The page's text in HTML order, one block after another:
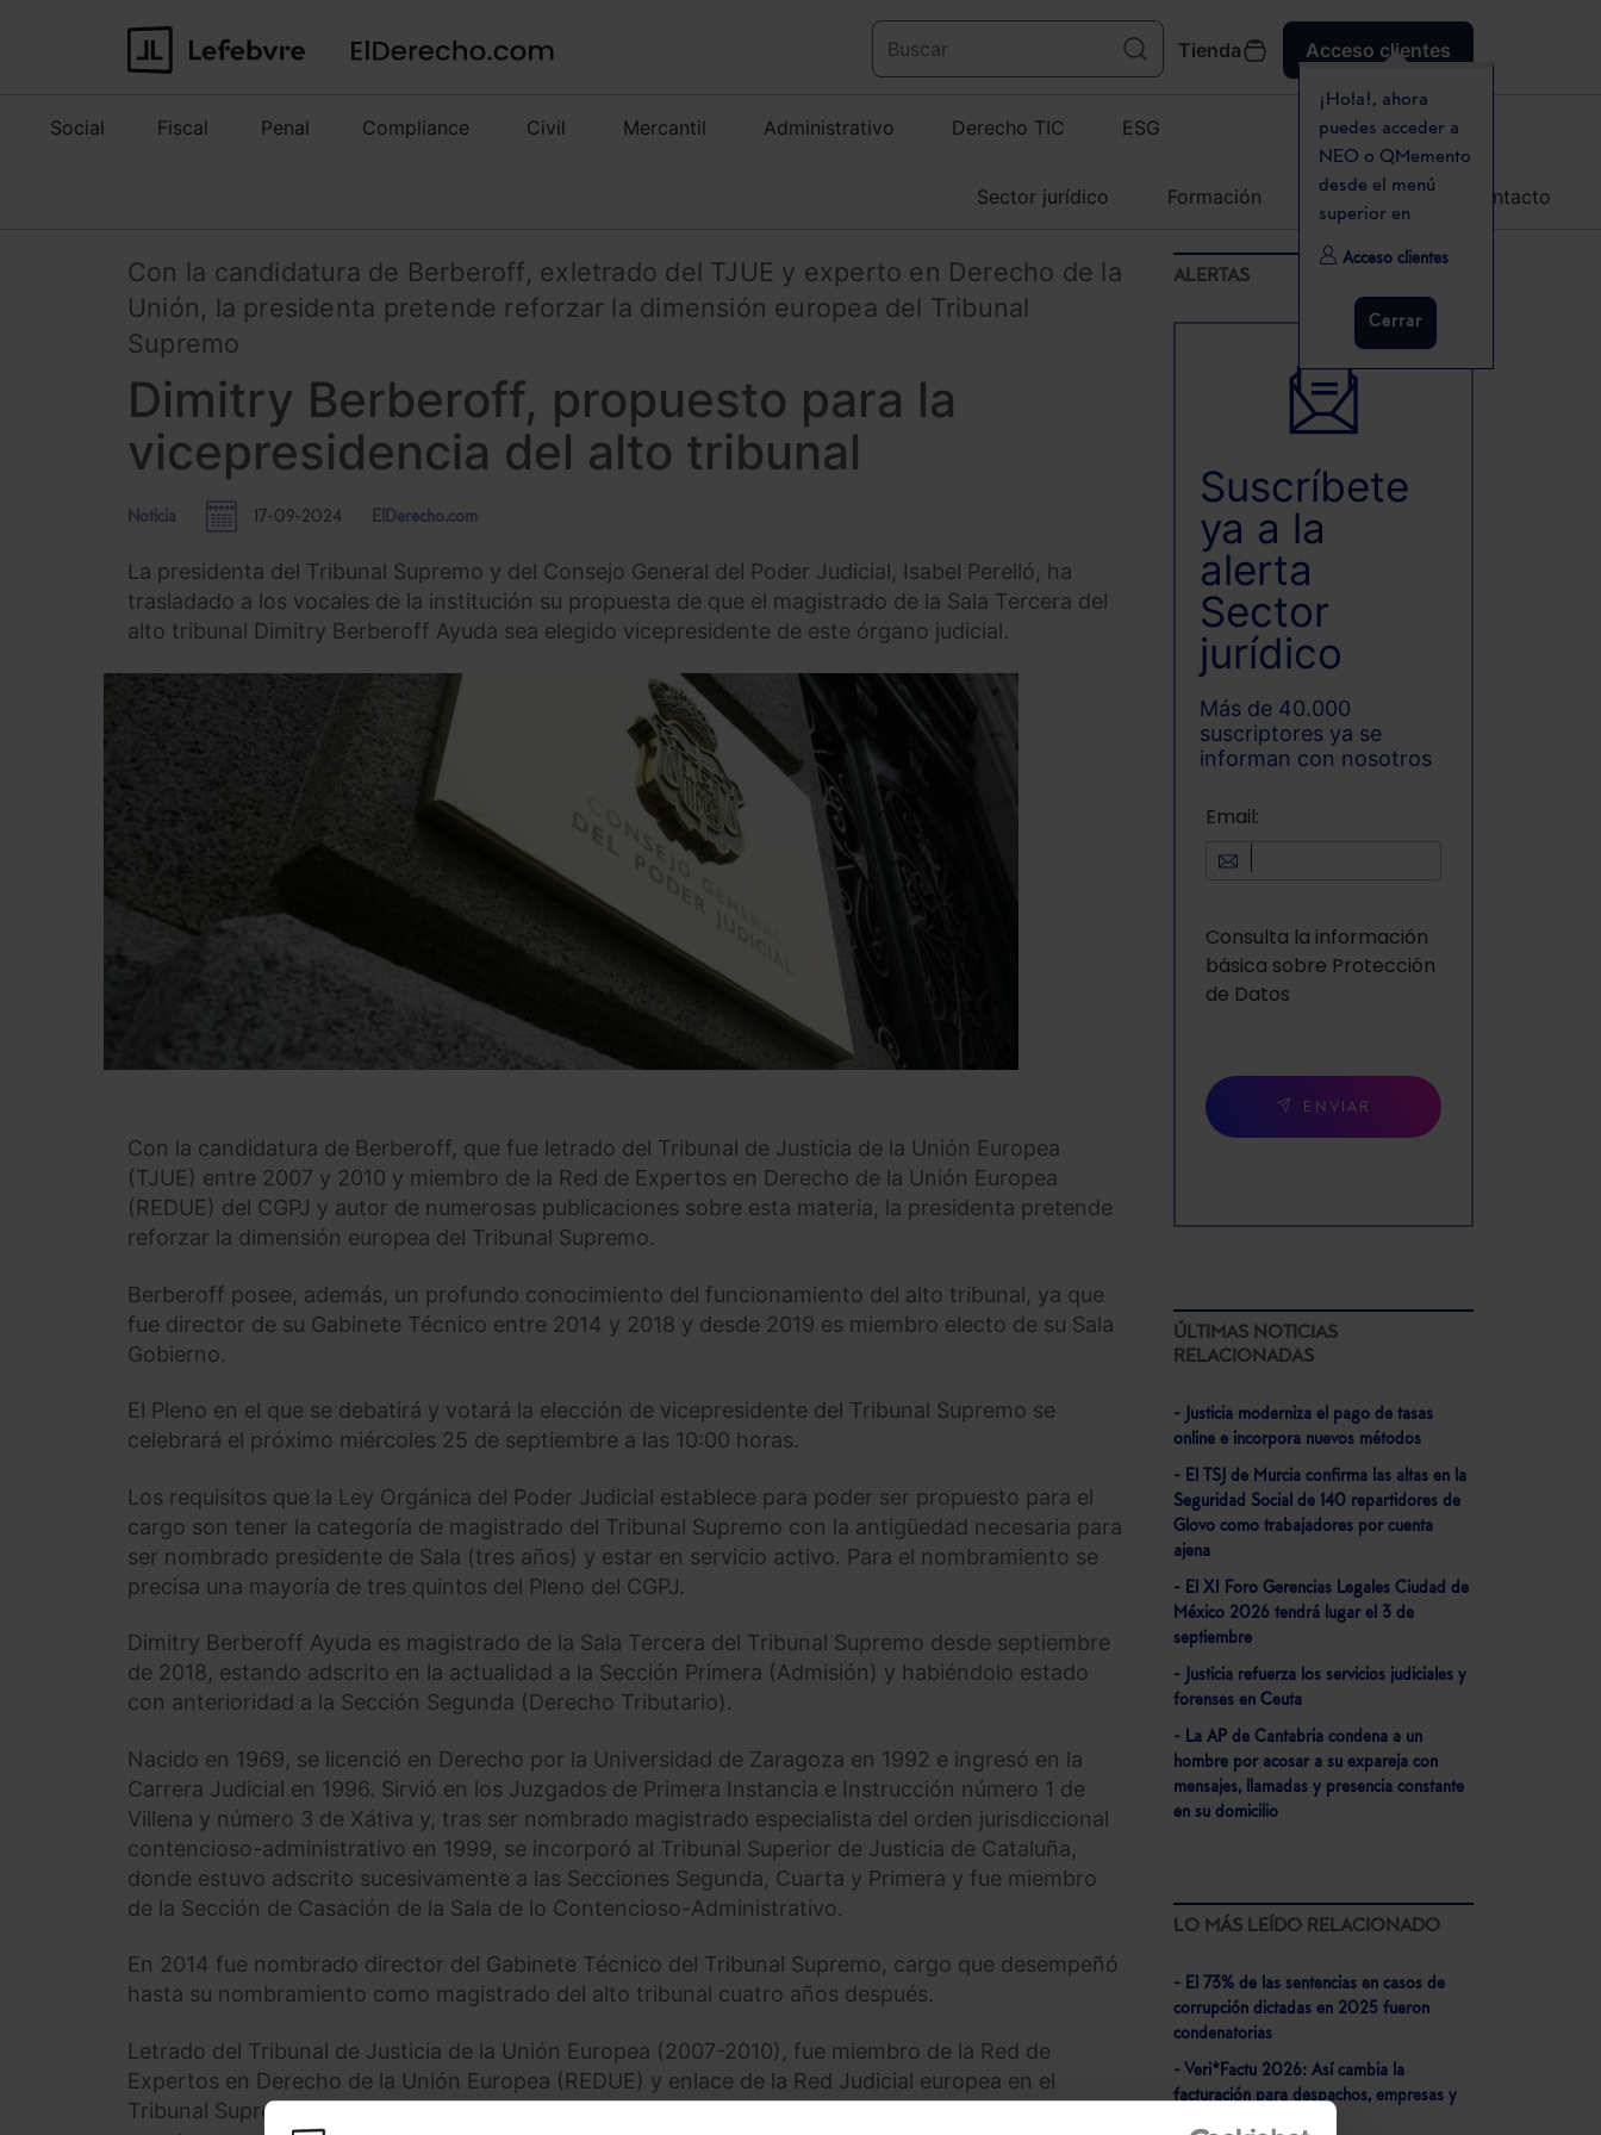
Tienda Acceso clientes
¡Hola!, ahora
puedes acceder a
NEO o QMemento
desde el menú
superior en
Acceso clientes
Cerrar
Social Fiscal Penal Compliance Civil Mercantil Administrativo Derecho TIC ESG
Sector jurídico Formación Agenda Contacto
Con la candidatura de Berberoff, exletrado del TJUE y experto en Derecho de la
Unión, la presidenta pretende reforzar la dimensión europea del Tribunal
Supremo
Dimitry Berberoff, propuesto para la
vicepresidencia del alto tribunal
Noticia 17-09-2024 ElDerecho.com
La presidenta del Tribunal Supremo y del Consejo General del Poder Judicial, Isabel Perelló, ha
trasladado a los vocales de la institución su propuesta de que el magistrado de la Sala Tercera del
alto tribunal Dimitry Berberoff Ayuda sea elegido vicepresidente de este órgano judicial.
Con la candidatura de Berberoff, que fue letrado del Tribunal de Justicia de la Unión Europea
(TJUE) entre 2007 y 2010 y miembro de la Red de Expertos en Derecho de la Unión Europea
(REDUE) del CGPJ y autor de numerosas publicaciones sobre esta materia, la presidenta pretende
reforzar la dimensión europea del Tribunal Supremo.
Berberoff posee, además, un profundo conocimiento del funcionamiento del alto tribunal, ya que
fue director de su Gabinete Técnico entre 2014 y 2018 y desde 2019 es miembro electo de su Sala
Gobierno.
El Pleno en el que se debatirá y votará la elección de vicepresidente del Tribunal Supremo se
celebrará el próximo miércoles 25 de septiembre a las 10:00 horas.
Los requisitos que la Ley Orgánica del Poder Judicial establece para poder ser propuesto para el
cargo son tener la categoría de magistrado del Tribunal Supremo con la antigüedad necesaria para
ser nombrado presidente de Sala (tres años) y estar en servicio activo. Para el nombramiento se
precisa una mayoría de tres quintos del Pleno del CGPJ.
Dimitry Berberoff Ayuda es magistrado de la Sala Tercera del Tribunal Supremo desde septiembre
de 2018, estando adscrito en la actualidad a la Sección Primera (Admisión) y habiéndolo estado
con anterioridad a la Sección Segunda (Derecho Tributario).
Nacido en 1969, se licenció en Derecho por la Universidad de Zaragoza en 1992 e ingresó en la
Carrera Judicial en 1996. Sirvió en los Juzgados de Primera Instancia e Instrucción número 1 de
Villena y número 3 de Xátiva y, tras ser nombrado magistrado especialista del orden jurisdiccional
contencioso-administrativo en 1999, se incorporó al Tribunal Superior de Justicia de Cataluña,
donde estuvo adscrito sucesivamente a las Secciones Segunda, Cuarta y Primera y fue miembro
de la Sección de Casación de la Sala de lo Contencioso-Administrativo.
En 2014 fue nombrado director del Gabinete Técnico del Tribunal Supremo, cargo que desempeñó
hasta su nombramiento como magistrado del alto tribunal cuatro años después.
Letrado del Tribunal de Justicia de la Unión Europea (2007-2010), fue miembro de la Red de
Expertos en Derecho de la Unión Europea (REDUE) y enlace de la Red Judicial europea en el
Tribunal Supremo. Es miembro de la Real Academia de Jurisprudencia y Legislación de España y
ALERTAS
Suscríbete
ya a la
alerta
Sector
jurídico
Más de 40.000
suscriptores ya se
informan con nosotros
Email:
Consulta la información
básica sobre Protección
de Datos
ENVIAR
ÚLTIMAS NOTICIAS
RELACIONADAS
- Justicia moderniza el pago de tasas
online e incorpora nuevos métodos
- El TSJ de Murcia confirma las altas en la
Seguridad Social de 140 repartidores de
Glovo como trabajadores por cuenta
ajena
- El XI Foro Gerencias Legales Ciudad de
México 2026 tendrá lugar el 3 de
septiembre
- Justicia refuerza los servicios judiciales y
forenses en Ceuta
- La AP de Cantabria condena a un
hombre por acosar a su expareja con
mensajes, llamadas y presencia constante
en su domicilio
LO MÁS LEÍDO RELACIONADO
- El 73% de las sentencias en casos de
corrupción dictadas en 2025 fueron
condenatorias
- Veri*Factu 2026: Así cambia la
facturación para despachos, empresas y